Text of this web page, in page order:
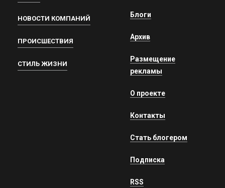
НОВОСТИ КОМПАНИЙ
ПРОИСШЕСТВИЯ
СТИЛЬ ЖИЗНИ
Блоги
Архив
Размещение
рекламы
О проекте
Контакты
Стать блогером
Подписка
RSS